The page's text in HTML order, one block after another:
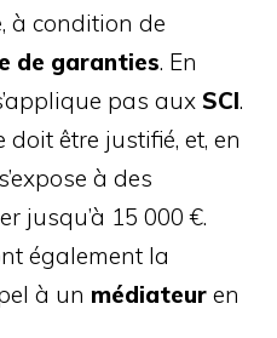
à condition de
de garanties. En
pas aux SCI.
être justifié, et, en
à des
jusqu’à 15 000 €.
également la
à un médiateur en